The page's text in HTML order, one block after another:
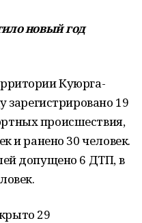
новый год
Куюрга­
зарегистрирова­но 19
происше­ствия,
и ранено 30 человек.
допущено 6 ДТП, в
29